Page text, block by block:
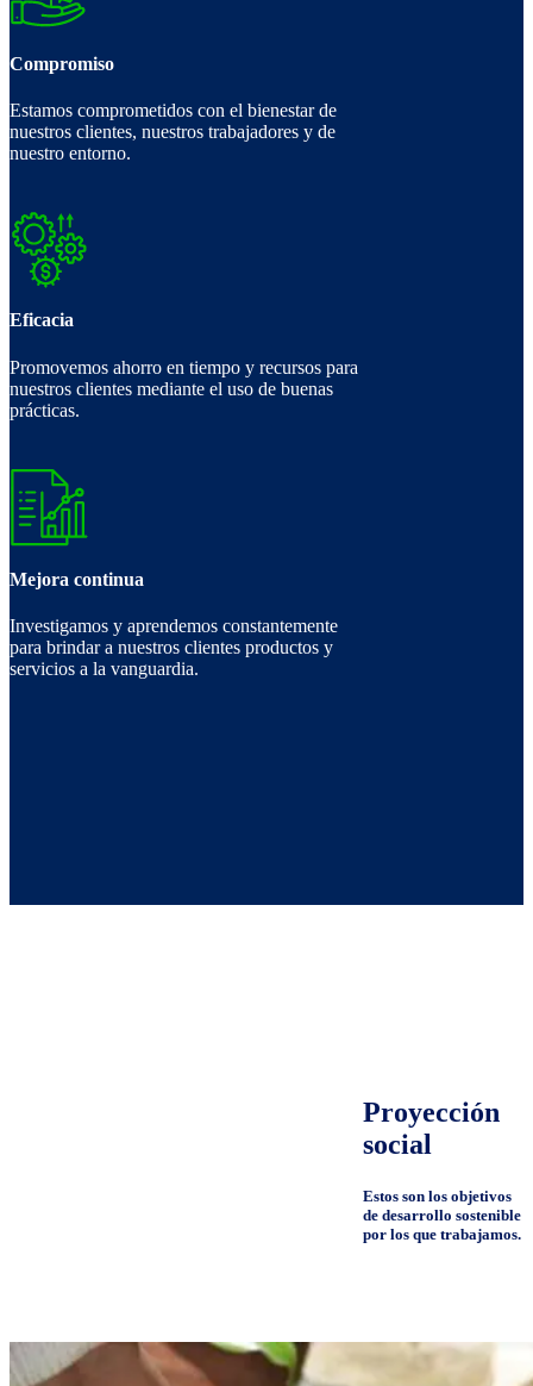
Compromiso
Estamos comprometidos con el bienestar de
nuestros clientes, nuestros trabajadores y de
nuestro entorno.
Eficacia
Promovemos ahorro en tiempo y recursos para
nuestros clientes mediante el uso de buenas
prácticas.
Mejora continua
Investigamos y aprendemos constantemente
para brindar a nuestros clientes productos y
servicios a la vanguardia.
Proyección
social
Estos son los objetivos
de desarrollo sostenible
por los que trabajamos.